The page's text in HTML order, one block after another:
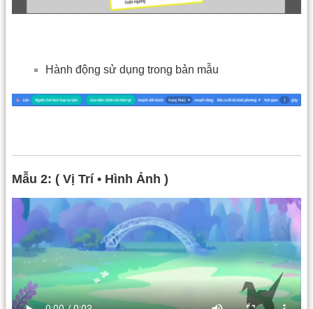
Hành động sử dụng trong bản mẫu
Mẫu 2: ( Vị Trí • Hình Ảnh )